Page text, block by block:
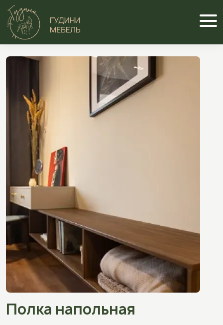
Полка напольная